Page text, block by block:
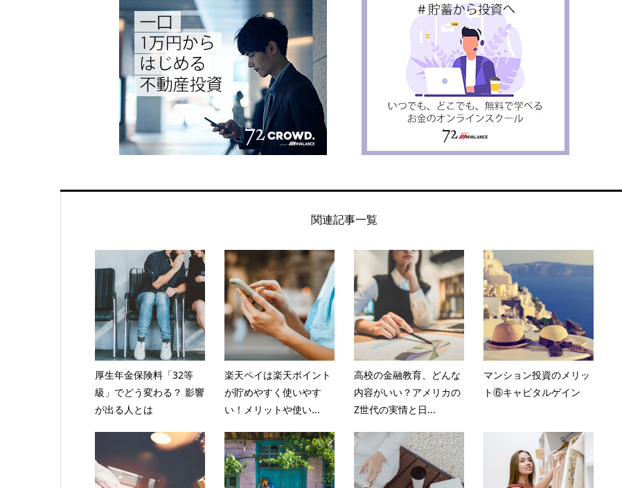
関連記事一覧
厚生年金保険料「32等
級」でどう変わる？ 影響
が出る人とは
楽天ペイは楽天ポイント
が貯めやすく使いやす
い！メリットや使い...
高校の金融教育、どんな
内容がいい？アメリカの
Z世代の実情と日...
マンション投資のメリッ
ト⑥キャピタルゲイン